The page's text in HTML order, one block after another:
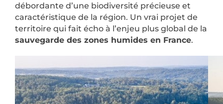
débordante d’une biodiversité précieuse et
caractéristique de la région. Un vrai projet de
territoire qui fait écho à l’enjeu plus global de la
sauvegarde des zones humides en France.